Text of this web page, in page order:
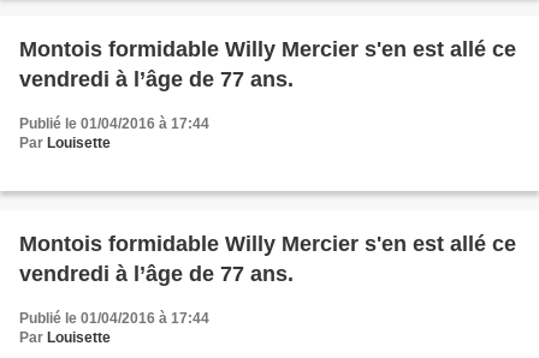
Montois formidable Willy Mercier s'en est allé ce
vendredi à l’âge de 77 ans.
Publié le 01/04/2016 à 17:44
Par Louisette
Montois formidable Willy Mercier s'en est allé ce
vendredi à l’âge de 77 ans.
Publié le 01/04/2016 à 17:44
Par Louisette